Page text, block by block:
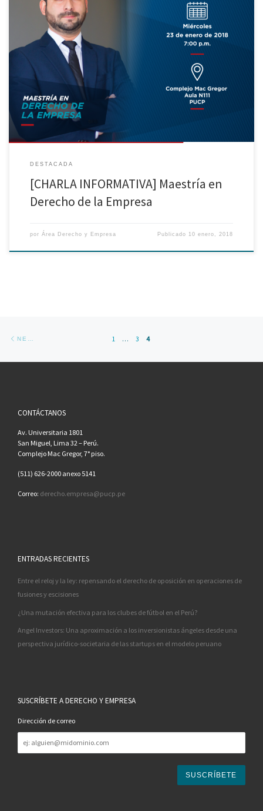
[#Admisión 2018] Participa de nuestra última charla informativa e inicia tu
camino para ser un experto en regulación y compliance empresarial. La
asistencia es libre previa inscripción aquí →https://goo.gl/QBJbD2
DESTACADA
[CHARLA INFORMATIVA] Maestría en
Derecho de la Empresa
por Área Derecho y Empresa Publicado 10 enero, 2018
1 … 3 4
CONTÁCTANOS
Av. Universitaria 1801
San Miguel, Lima 32 – Perú.
Complejo Mac Gregor, 7° piso.
(511) 626-2000 anexo 5141
Correo: derecho.empresa@pucp.pe
ENTRADAS RECIENTES
Entre el reloj y la ley: repensando el derecho de oposición en operaciones de
fusiones y escisiones
¿Una mutación efectiva para los clubes de fútbol en el Perú?
Angel Investors: Una aproximación a los inversionistas ángeles desde una
perspectiva jurídico-societaria de las startups en el modelo peruano
SUSCRÍBETE A DERECHO Y EMPRESA
Dirección de correo
de
correo